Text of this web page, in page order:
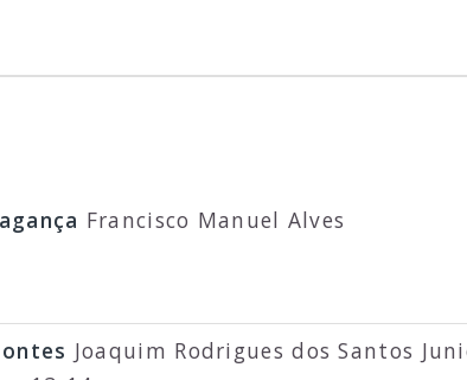
Francisco Manuel Alves
Joaquim Rodrigues dos Santos